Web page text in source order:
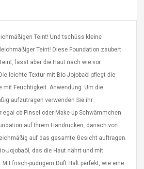
$ 68.57
$ 93.93
- Advanced Natural
Skincare - 227ml Cream
$ 50.52
Teint! Und tschüss kleine
Teint! Diese Foundation zaubert
lässt aber die Haut nach wie vor
leichte Textur mit Bio-Jojobaöl pflegt die
mit Feuchtigkeit. Anwendung: Um die
aufzutragen verwenden Sie ihr
egal ob Pinsel oder Make-up Schwämmchen.
auf Ihrem Handrücken, danach von
auf das gesamte Gesicht auftragen.
Jojobaöl, das die Haut nährt und mit
Mit frisch-pudrigem Duft Hält perfekt, wie eine